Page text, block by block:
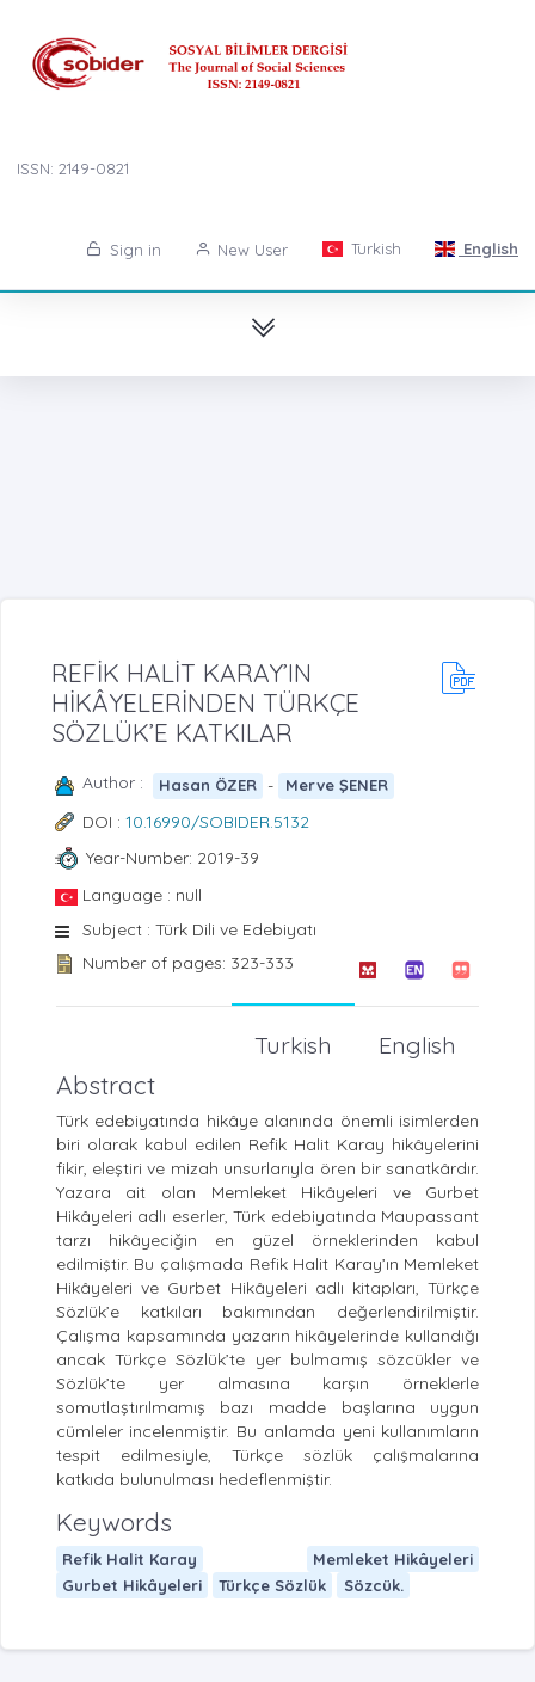
ISSN: 2149-0821
Sign in New User Turkish English
REFİK HALİT KARAY’IN
HİKÂYELERİNDEN TÜRKÇE
SÖZLÜK’E KATKILAR
Author : Hasan ÖZER - Merve ŞENER
DOI : 10.16990/SOBIDER.5132
Year-Number: 2019-39
Language : null
Subject : Türk Dili ve Edebiyatı
Number of pages: 323-333
English
Turkish
Abstract
Türk edebiyatında hikâye alanında önemli isimlerden
biri olarak kabul edilen Refik Halit Karay hikâyelerini
fikir, eleştiri ve mizah unsurlarıyla ören bir sanatkârdır.
Yazara ait olan Memleket Hikâyeleri ve Gurbet
Hikâyeleri adlı eserler, Türk edebiyatında Maupassant
tarzı hikâyeciğin en güzel örneklerinden kabul
edilmiştir. Bu çalışmada Refik Halit Karay’ın Memleket
Hikâyeleri ve Gurbet Hikâyeleri adlı kitapları, Türkçe
Sözlük’e katkıları bakımından değerlendirilmiştir.
Çalışma kapsamında yazarın hikâyelerinde kullandığı
ancak Türkçe Sözlük’te yer bulmamış sözcükler ve
Sözlük’te yer almasına karşın örneklerle
somutlaştırılmamış bazı madde başlarına uygun
cümleler incelenmiştir. Bu anlamda yeni kullanımların
tespit edilmesiyle, Türkçe sözlük çalışmalarına
katkıda bulunulması hedeflenmiştir.
Keywords
Refik Halit Karay
Memleket Hikâyeleri
Gurbet Hikâyeleri
Türkçe Sözlük Sözcük.